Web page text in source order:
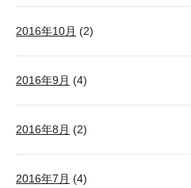
2016年10月 (2)
2016年9月 (4)
2016年8月 (2)
2016年7月 (4)